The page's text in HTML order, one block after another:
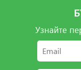
Узнайте